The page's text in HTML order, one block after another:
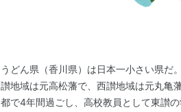
うどん県（香川県）は日本一小さい県だ
讃地域は元高松藩で、西讃地域は元丸亀
都で4年間過ごし、高校教員として東讃